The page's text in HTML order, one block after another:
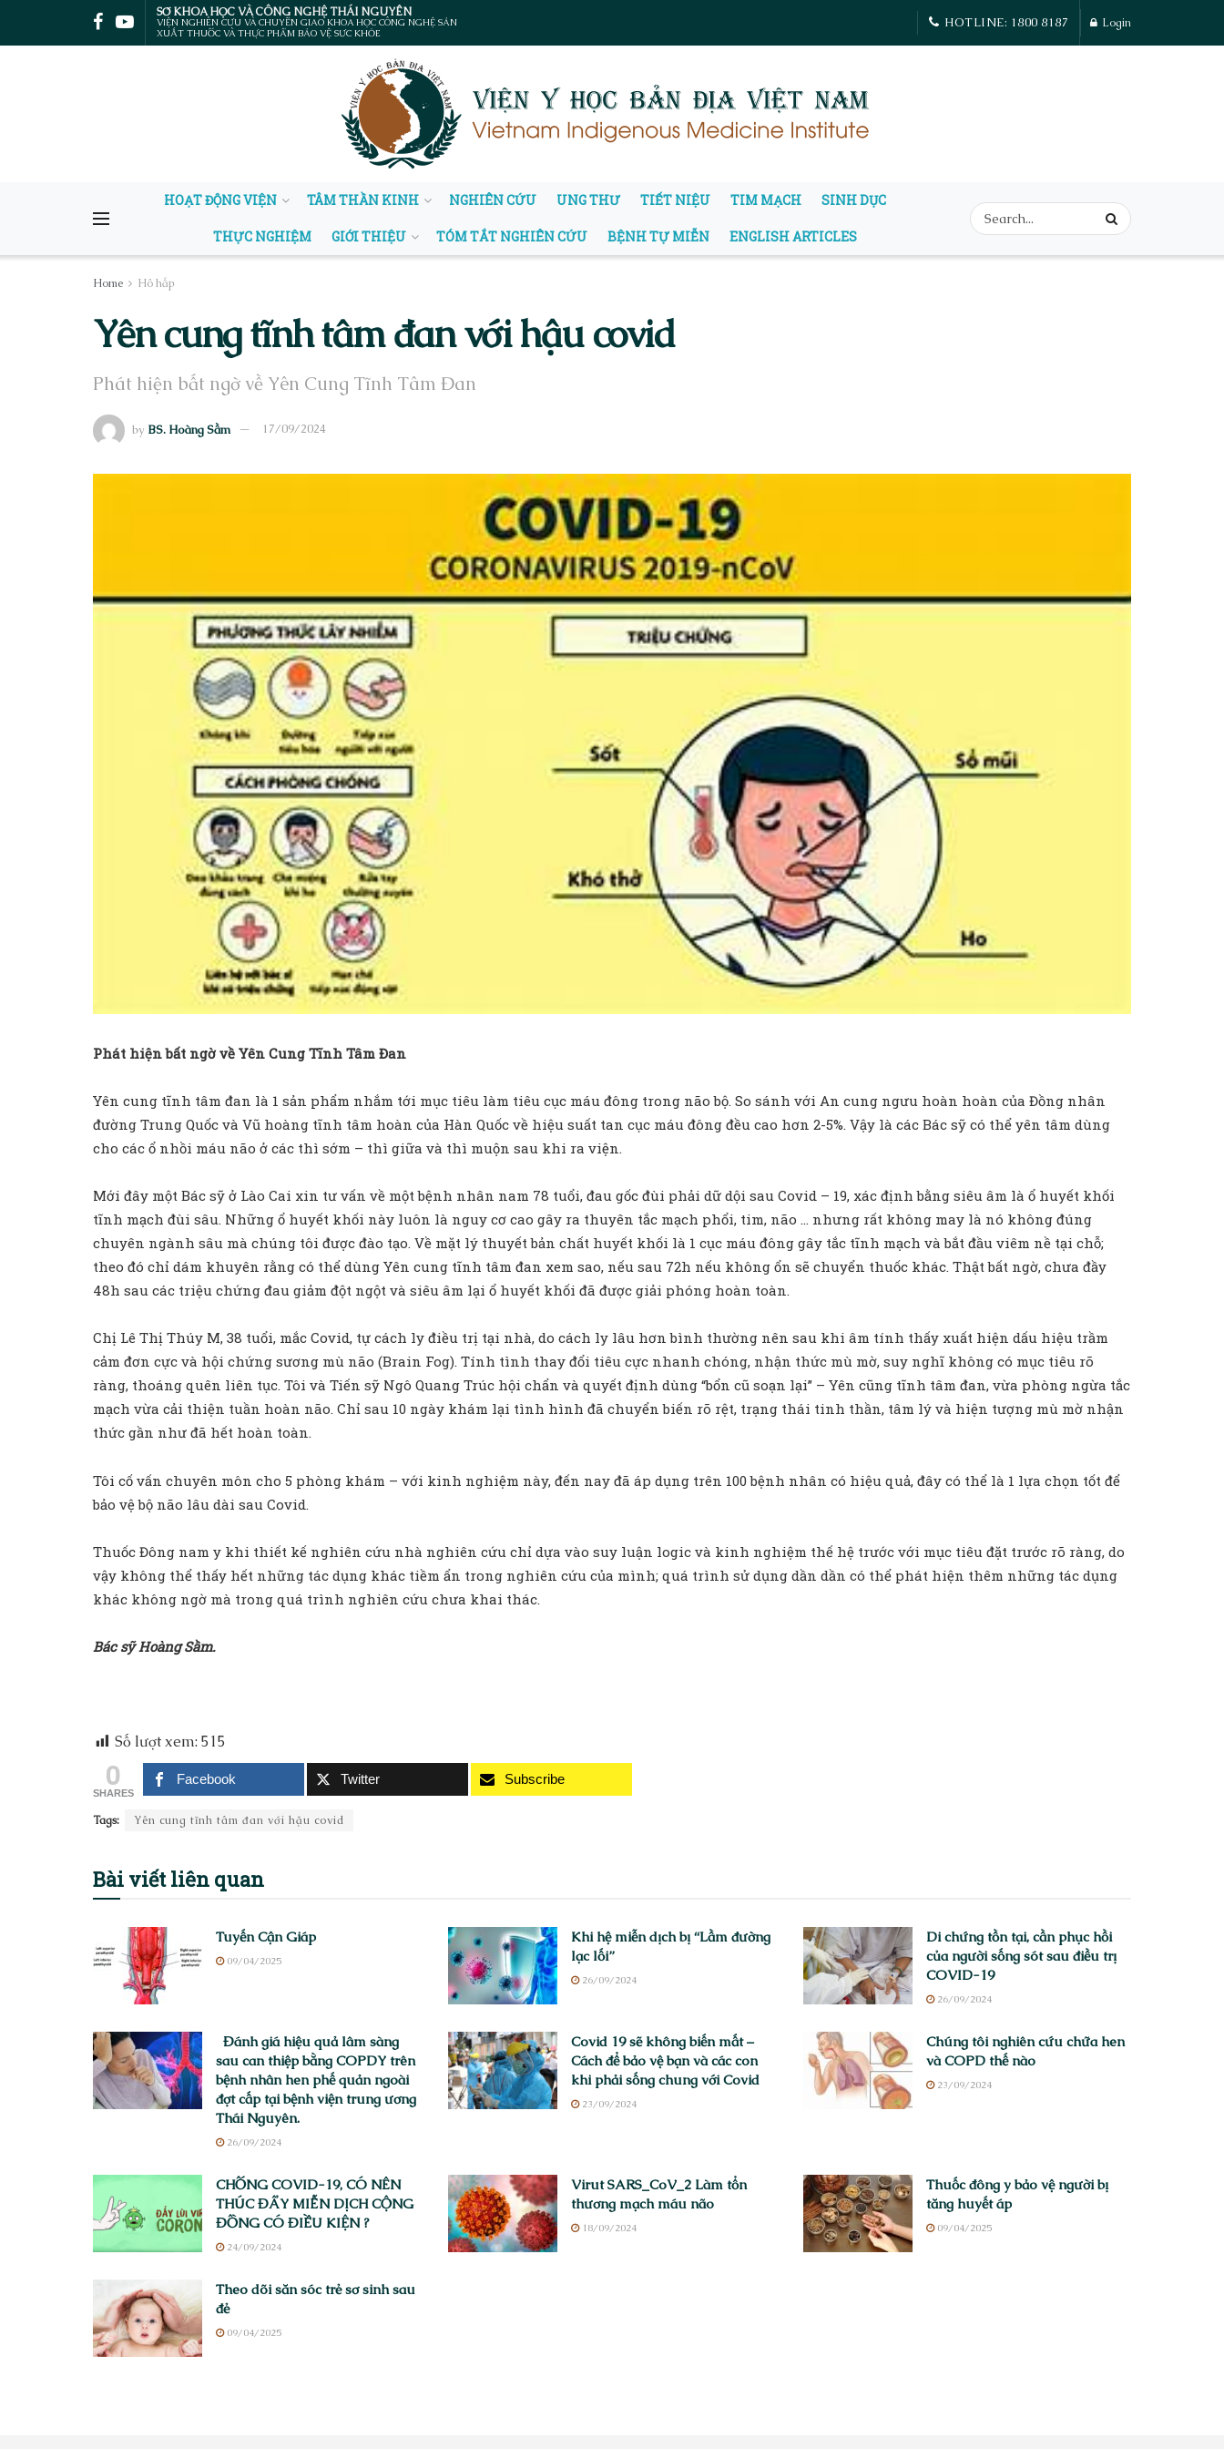
SỞ KHOA HỌC VÀ CÔNG NGHỆ THÁI NGUYÊN
VIỆN NGHIÊN CỨU VÀ CHUYỂN GIAO KHOA HỌC CÔNG NGHỆ SẢN
XUẤT THUỐC VÀ THỰC PHẨM BẢO VỆ SỨC KHỎE
HOTLINE: 1800 8187 Login
HOẠT ĐỘNG VIỆN TÂM THẦN KINH NGHIÊN CỨU UNG THƯ TIẾT NIỆU TIM MẠCH SINH DỤC
THỰC NGHIỆM GIỚI THIỆU TÓM TẮT NGHIÊN CỨU BỆNH TỰ MIỄN ENGLISH ARTICLES
Home Hô hấp
Yên cung tĩnh tâm đan với hậu covid
Phát hiện bất ngờ về Yên Cung Tĩnh Tâm Đan
by BS. Hoàng Sầm 17/09/2024
Phát hiện bất ngờ về Yên Cung Tĩnh Tâm Đan
Yên cung tĩnh tâm đan là 1 sản phẩm nhắm tới mục tiêu làm tiêu cục máu đông trong não bộ. So sánh với An cung ngưu hoàn hoàn của Đồng nhân
đường Trung Quốc và Vũ hoàng tĩnh tâm hoàn của Hàn Quốc về hiệu suất tan cục máu đông đều cao hơn 2-5%. Vậy là các Bác sỹ có thể yên tâm dùng
cho các ổ nhồi máu não ở các thì sớm – thì giữa và thì muộn sau khi ra viện.
Mới đây một Bác sỹ ở Lào Cai xin tư vấn về một bệnh nhân nam 78 tuổi, đau gốc đùi phải dữ dội sau Covid – 19, xác định bằng siêu âm là ổ huyết khối
tĩnh mạch đùi sâu. Những ổ huyết khối này luôn là nguy cơ cao gây ra thuyên tắc mạch phổi, tim, não … nhưng rất không may là nó không đúng
chuyên ngành sâu mà chúng tôi được đào tạo. Về mặt lý thuyết bản chất huyết khối là 1 cục máu đông gây tắc tĩnh mạch và bắt đầu viêm nề tại chỗ;
theo đó chỉ dám khuyên rằng có thể dùng Yên cung tĩnh tâm đan xem sao, nếu sau 72h nếu không ổn sẽ chuyển thuốc khác. Thật bất ngờ, chưa đầy
48h sau các triệu chứng đau giảm đột ngột và siêu âm lại ổ huyết khối đã được giải phóng hoàn toàn.
Chị Lê Thị Thúy M, 38 tuổi, mắc Covid, tự cách ly điều trị tại nhà, do cách ly lâu hơn bình thường nên sau khi âm tính thấy xuất hiện dấu hiệu trầm
cảm đơn cực và hội chứng sương mù não (Brain Fog). Tính tình thay đổi tiêu cực nhanh chóng, nhận thức mù mờ, suy nghĩ không có mục tiêu rõ
ràng, thoáng quên liên tục. Tôi và Tiến sỹ Ngô Quang Trúc hội chẩn và quyết định dùng “bổn cũ soạn lại” – Yên cũng tĩnh tâm đan, vừa phòng ngừa tắc
mạch vừa cải thiện tuần hoàn não. Chỉ sau 10 ngày khám lại tình hình đã chuyển biến rõ rệt, trạng thái tinh thần, tâm lý và hiện tượng mù mờ nhận
thức gần như đã hết hoàn toàn.
Tôi cố vấn chuyên môn cho 5 phòng khám – với kinh nghiệm này, đến nay đã áp dụng trên 100 bệnh nhân có hiệu quả, đây có thể là 1 lựa chọn tốt để
bảo vệ bộ não lâu dài sau Covid.
Thuốc Đông nam y khi thiết kế nghiên cứu nhà nghiên cứu chỉ dựa vào suy luận logic và kinh nghiệm thế hệ trước với mục tiêu đặt trước rõ ràng, do
vậy không thể thấy hết những tác dụng khác tiềm ẩn trong nghiên cứu của mình; quá trình sử dụng dần dần có thể phát hiện thêm những tác dụng
khác không ngờ mà trong quá trình nghiên cứu chưa khai thác.
Bác sỹ Hoàng Sầm.
Số lượt xem: 515
0
SHARES
Facebook Twitter Subscribe
Tags: Yên cung tĩnh tâm đan với hậu covid
Bài viếtliên quan
Tuyến Cận Giáp
09/04/2025
Khi hệ miễn dịch bị “Lầm đường
lạc lối”
26/09/2024
Di chứng tồn tại, cần phục hồi
của người sống sót sau điều trị
COVID-19
26/09/2024
Đánh giá hiệu quả lâm sàng
sau can thiệp bằng COPDY trên
bệnh nhân hen phế quản ngoài
đợt cấp tại bệnh viện trung ương
Thái Nguyên.
26/09/2024
Covid 19 sẽ không biến mất –
Cách để bảo vệ bạn và các con
khi phải sống chung với Covid
23/09/2024
Chúng tôi nghiên cứu chữa hen
và COPD thế nào
23/09/2024
CHỐNG COVID-19, CÓ NÊN
THÚC ĐẨY MIỄN DỊCH CỘNG
ĐỒNG CÓ ĐIỀU KIỆN ?
24/09/2024
Virut SARS_CoV_2 Làm tổn
thương mạch máu não
18/09/2024
Thuốc đông y bảo vệ người bị
tăng huyết áp
09/04/2025
Theo dõi săn sóc trẻ sơ sinh sau
đẻ
09/04/2025